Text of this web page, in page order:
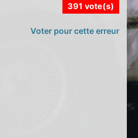
391 vote(s)
Voter pour cette erreur